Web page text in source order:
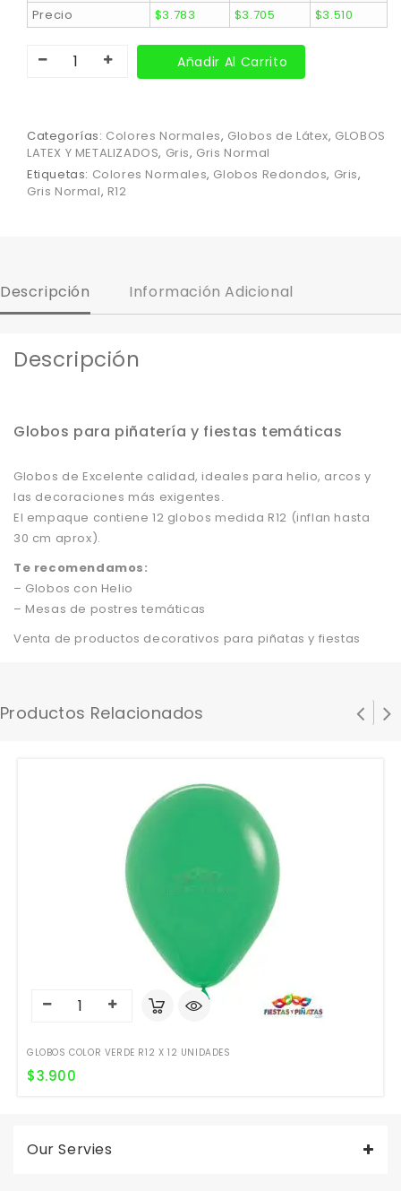
Precio
$3.783 $3.705 $3.510
Añadir Al Carrito
Categorías: Colores Normales, Globos de Látex, GLOBOS
LATEX Y METALIZADOS, Gris, Gris Normal
Etiquetas: Colores Normales, Globos Redondos, Gris,
Gris Normal, R12
Descripción Información Adicional
Descripción
Globos para piñatería y fiestas temáticas
Globos de Excelente calidad, ideales para helio, arcos y
las decoraciones más exigentes.
El empaque contiene 12 globos medida R12 (inflan hasta
30 cm aprox).
Te recomendamos:
– Globos con Helio
– Mesas de postres temáticas
Venta de productos decorativos para piñatas y fiestas
Productos Relacionados
GLOBOS COLOR VERDE R12 X 12 UNIDADES
$3.900
Our Servies